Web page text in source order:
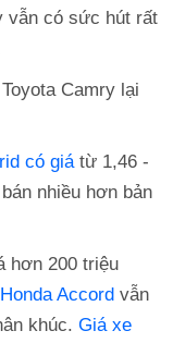
vẫn có sức hút rất
Camry lại
có giá từ 1,46 -
nhiều hơn bản
hơn 200 triệu
Honda Accord vẫn
khúc. Giá xe